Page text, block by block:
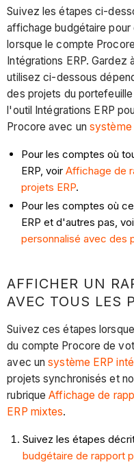
Suivez les étapes ci-
affichage budgétaire
lorsque le compte
Intégrations ERP.
utilisez ci-dessous
des projets du
l'outil Intégrations ERP
Procore avec un système
Pour les comptes où
ERP, voirAffichage de
projets ERP.
Pour les comptes où
ERP et d'autres pas,
personnalisé avec des
AFFICHER UN
AVEC TOUS LES
Suivez ces étapes
du compte Procore de
avec unsystème ERP
projets synchronisés et
rubriqueAffichage de
ERP mixtes.
Suivez les étapes
budgétaire de rapport